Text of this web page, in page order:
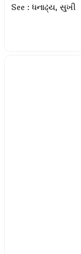
See : ધનાઢ્ય, સુખી